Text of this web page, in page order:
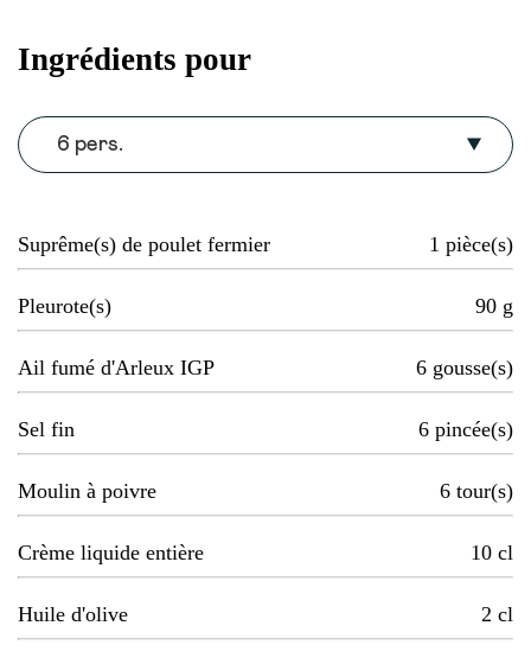
Ingrédients pour
6 pers.
Suprême(s) de poulet fermier 1 pièce(s)
Pleurote(s) 90 g
Ail fumé d'Arleux IGP 6 gousse(s)
Sel fin 6 pincée(s)
Moulin à poivre 6 tour(s)
Crème liquide entière 10 cl
Huile d'olive 2 cl